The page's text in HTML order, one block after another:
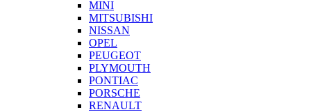
MINI
MITSUBISHI
NISSAN
OPEL
PEUGEOT
PLYMOUTH
PONTIAC
PORSCHE
RENAULT